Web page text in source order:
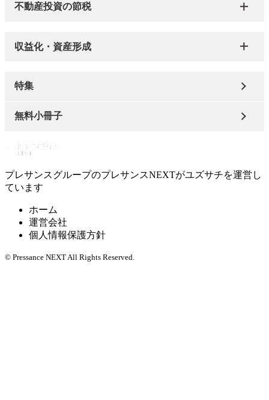
不動産投資の節税
収益化・資産形成
特集
無料小冊子
プレサンスグループのプレサンスNEXTがユズサチを運営し
ています
ホーム
運営会社
個人情報保護方針
© Pressance NEXT All Rights Reserved.